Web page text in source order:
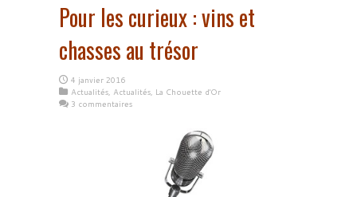
Pour les curieux : vins et
chasses au trésor
4 janvier 2016
Actualités, Actualités, La Chouette d'Or
3 commentaires